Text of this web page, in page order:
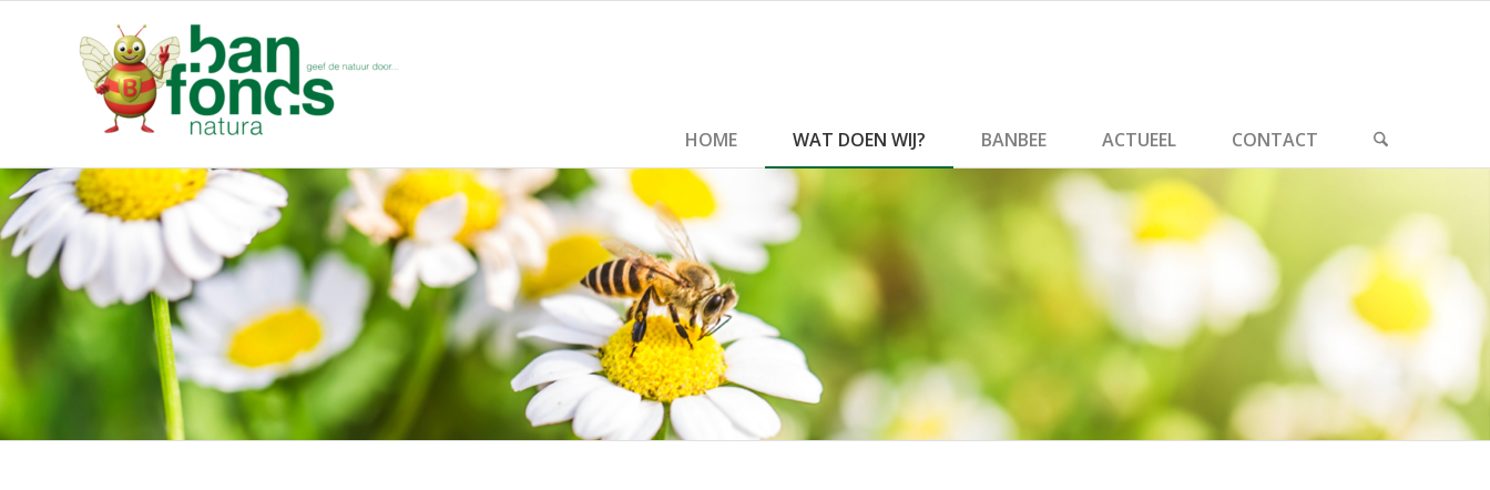
HOME WAT DOEN WIJ? BANBEE ACTUEEL CONTACT